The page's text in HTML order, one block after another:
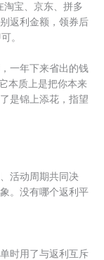
淘宝、京东、拼多
返利金额，领券后
。
一年下来省出的钱
本质上是把你本来
是锦上添花，指望
活动周期共同决
。没有哪个返利平
时用了与返利互斥